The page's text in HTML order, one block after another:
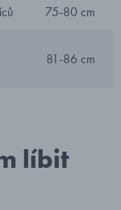
75-80 cm
81-86 cm
líbit